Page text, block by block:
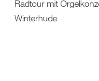
Radtour mit
Winterhude